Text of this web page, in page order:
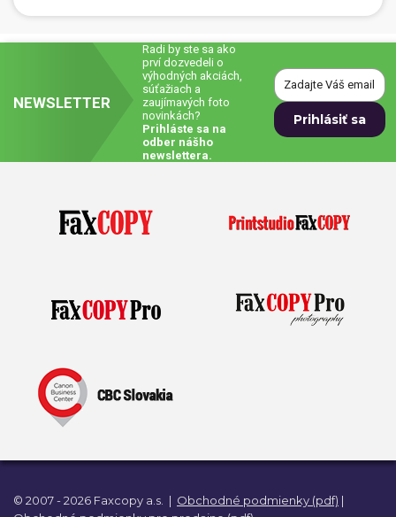
NEWSLETTER
Radi by ste sa ako
prví dozvedeli o
výhodných akciách,
súťažiach a
zaujímavých foto
novinkách?
Prihláste sa na
odber nášho
newslettera.
© 2007 - 2026 Faxcopy a.s. | Obchodné podmienky (pdf) |